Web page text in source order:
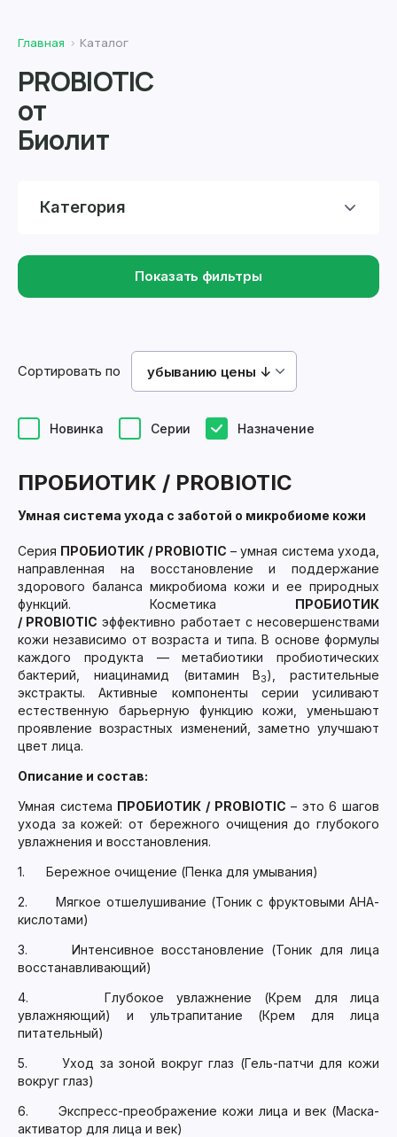
Главная Каталог
PROBIOTIC
от
Биолит
Категория
Показать фильтры
Новинка Серии Назначение
Сортировать по убыванию цены ↓
ПРОБИОТИК / PROBIOTIC
Умная система ухода с заботой о микробиоме кожи
Серия ПРОБИОТИК / PROBIOTIC – умная система ухода,
направленная на восстановление и поддержание
здорового баланса микробиома кожи и ее природных
функций. Косметика ПРОБИОТИК
/ PROBIOTIC эффективно работает с несовершенствами
кожи независимо от возраста и типа. В основе формулы
каждого продукта — метабиотики пробиотических
бактерий, ниацинамид (витамин В3), растительные
экстракты. Активные компоненты серии усиливают
естественную барьерную функцию кожи, уменьшают
проявление возрастных изменений, заметно улучшают
цвет лица.
Описание и состав:
Умная система ПРОБИОТИК / PROBIOTIC – это 6 шагов
ухода за кожей: от бережного очищения до глубокого
увлажнения и восстановления.
1. Бережное очищение (Пенка для умывания)
2. Мягкое отшелушивание (Тоник с фруктовыми АНА-
кислотами)
3. Интенсивное восстановление (Тоник для лица
восстанавливающий)
4. Глубокое увлажнение (Крем для лица
увлажняющий) и ультрапитание (Крем для лица
питательный)
5. Уход за зоной вокруг глаз (Гель-патчи для кожи
вокруг глаз)
6. Экспресс-преображение кожи лица и век (Маска-
активатор для лица и век)